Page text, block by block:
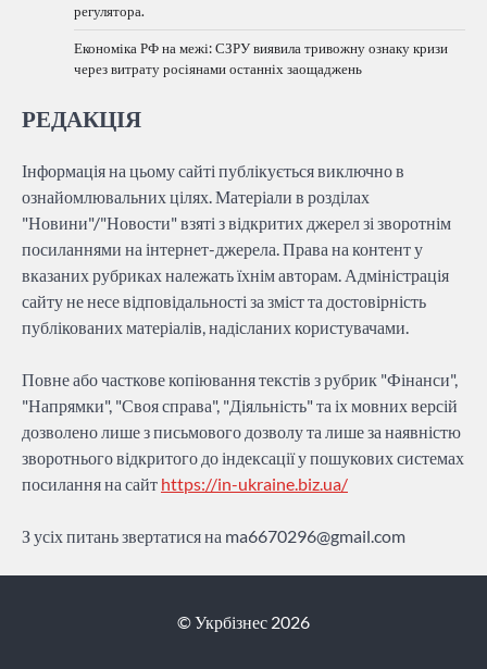
регулятора.
Економіка РФ на межі: СЗРУ виявила тривожну ознаку кризи
через витрату росіянами останніх заощаджень
РЕДАКЦІЯ
Інформація на цьому сайті публікується виключно в
ознайомлювальних цілях. Матеріали в розділах
"Новини"/"Новости" взяті з відкритих джерел зі зворотнім
посиланнями на інтернет-джерела. Права на контент у
вказаних рубриках належать їхнім авторам. Адміністрація
сайту не несе відповідальності за зміст та достовірність
публікованих матеріалів, надісланих користувачами.
Повне або часткове копіювання текстів з рубрик "Фінанси",
"Напрямки", "Своя справа", "Діяльність" та іх мовних версій
дозволено лише з письмового дозволу та лише за наявністю
зворотнього відкритого до індексації у пошукових системах
посилання на сайт https://in-ukraine.biz.ua/
З усіх питань звертатися на ma6670296@gmail.com
© Укрбізнес 2026